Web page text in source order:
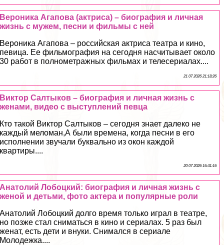
Вероника Агапова (актриса) – биография и личная
жизнь с мужем, песни и фильмы с ней
Вероника Агапова – российская актриса театра и кино,
певица. Ее фильмография на сегодня насчитывает около
30 работ в полнометражных фильмах и телесериалах....
21 07 2026 21:18:26
Виктор Салтыков – биография и личная жизнь с
женами, видео с выступлений певца
Кто такой Виктор Салтыков – сегодня знает далеко не
каждый меломан,А были времена, когда песни в его
исполнении звучали буквально из окон каждой
квартиры....
20 07 2026 16:31:16
Анатолий Лобоцкий: биография и личная жизнь с
женой и детьми, фото актера и популярные роли
Анатолий Лобоцкий долго время только играл в театре,
но позже стал сниматься в кино и сериалах. 5 раз был
женат, есть дети и внуки. Снимался в сериале
Молодежка....